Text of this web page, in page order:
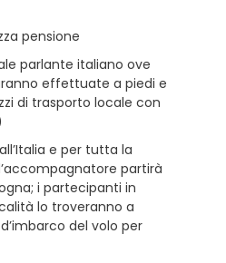
pensione
parlante italiano ove
effettuate a piedi e
di trasporto locale con
e per tutta la
partirà
i partecipanti in
lo troveranno a
del volo per